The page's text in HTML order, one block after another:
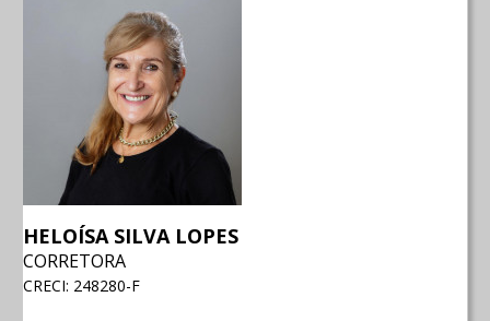
HELOÍSA SILVA LOPES
CORRETORA
CRECI: 248280-F